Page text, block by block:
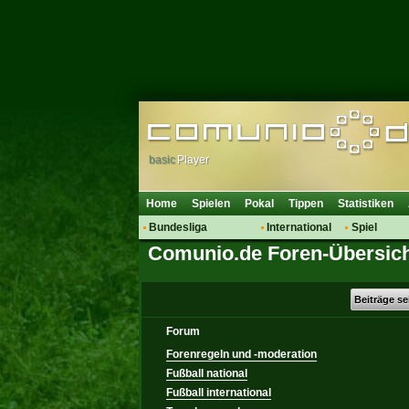
basic Player
Home Spielen Pokal Tippen Statistiken
Bundesliga
Hot News
Vereinsdiskussion
Vereinsfragen
International
Vereine
Spiel
Regeln &
Comunio.de Foren-
Beiträge
Forum
Forenregeln und -moderation
Fußball national
Fußball international